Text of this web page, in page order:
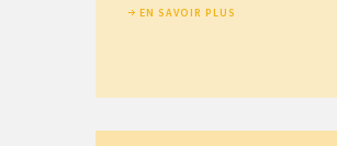
EN SAVOIR PLUS